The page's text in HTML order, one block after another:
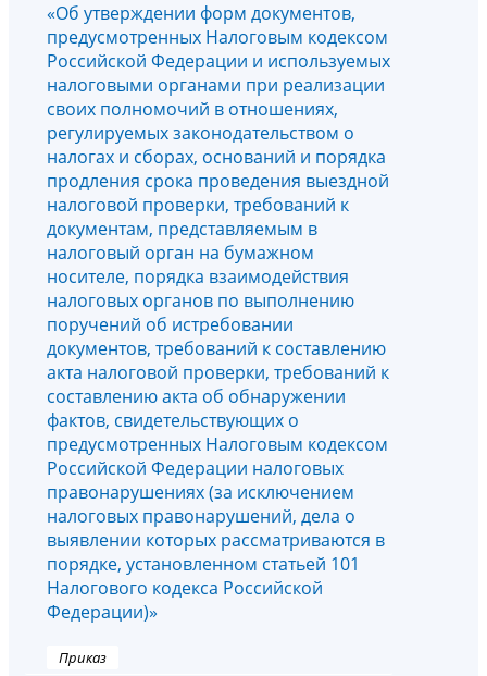
«Об утверждении форм документов,
предусмотренных Налоговым кодексом
Российской Федерации и используемых
налоговыми органами при реализации
своих полномочий в отношениях,
регулируемых законодательством о
налогах и сборах, оснований и порядка
продления срока проведения выездной
налоговой проверки, требований к
документам, представляемым в
налоговый орган на бумажном
носителе, порядка взаимодействия
налоговых органов по выполнению
поручений об истребовании
документов, требований к составлению
акта налоговой проверки, требований к
составлению акта об обнаружении
фактов, свидетельствующих о
предусмотренных Налоговым кодексом
Российской Федерации налоговых
правонарушениях (за исключением
налоговых правонарушений, дела о
выявлении которых рассматриваются в
порядке, установленном статьей 101
Налогового кодекса Российской
Федерации)»
Приказ